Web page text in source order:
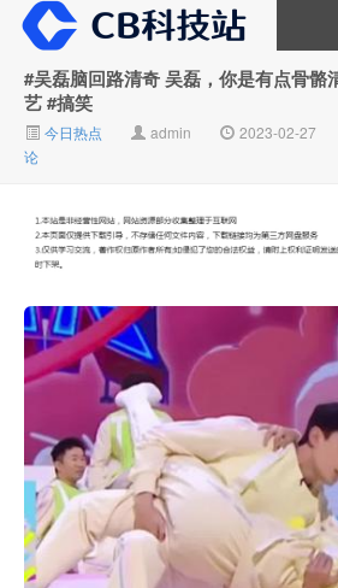
大V推广
#吴磊脑回路清奇 吴磊，你是有点骨骼
艺 #搞笑
今日热点 admin 2023-02-27
论